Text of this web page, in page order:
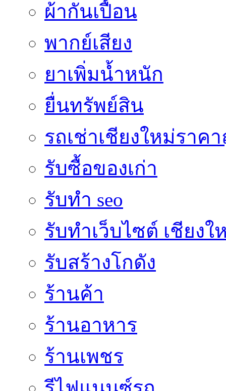
ผ้ากันเปื้อน
พากย์เสียง
ยาเพิ่มน้ำหนัก
ยื่นทรัพย์สิน
รถเช่าเชียงใหม่ราค
รับซื้อของเก่า
รับทำ seo
รับทำเว็บไซต์ เชียงใ
รับสร้างโกดัง
ร้านค้า
ร้านอาหาร
ร้านเพชร